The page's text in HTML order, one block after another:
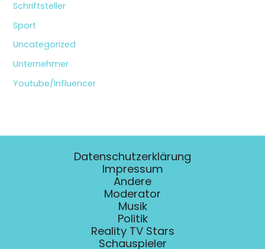
Schriftsteller
Sport
Uncategorized
Unternehmer
Youtube/Influencer
Datenschutzerklärung
Impressum
Andere
Moderator
Musik
Politik
Reality TV Stars
Schauspieler